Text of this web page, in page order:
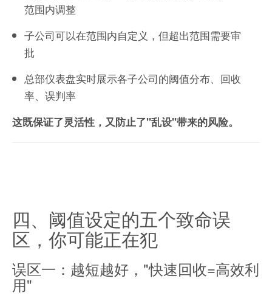
范围内调整
子公司可以在范围内自定义，但超出范围需要审
批
总部仪表盘实时展示各子公司的阈值分布、回收
率、误判率
这既保证了灵活性，又防止了"乱设"带来的风险。
四、阈值设定的五个致命误
区，你可能正在犯
误区一：越短越好，"快速回收=高效利
用"